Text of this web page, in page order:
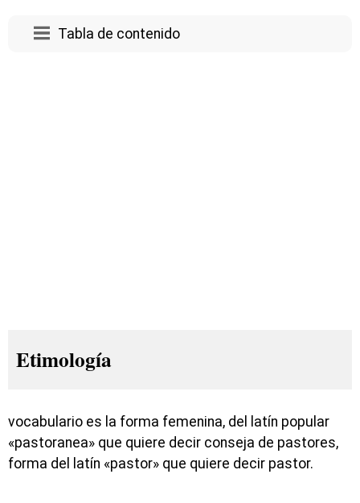
Tabla de contenido
Etimología
vocabulario es la forma femenina, del latín popular
«pastoranea» que quiere decir conseja de pastores,
forma del latín «pastor» que quiere decir pastor.